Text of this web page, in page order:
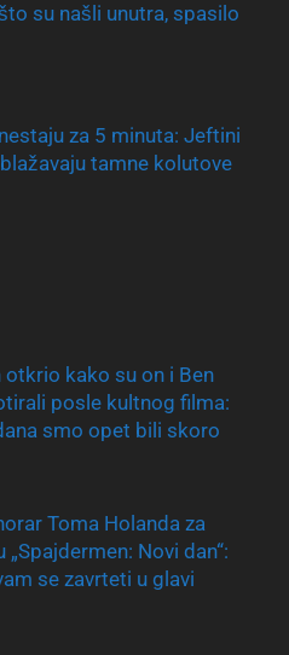
su našli unutra, spasilo
za 5 minuta: Jeftini
tamne kolutove
otkrio kako su on i Ben
posle kultnog filma:
smo opet bili skoro
Toma Holanda za
„Spajdermen: Novi dan“:
se zavrteti u glavi